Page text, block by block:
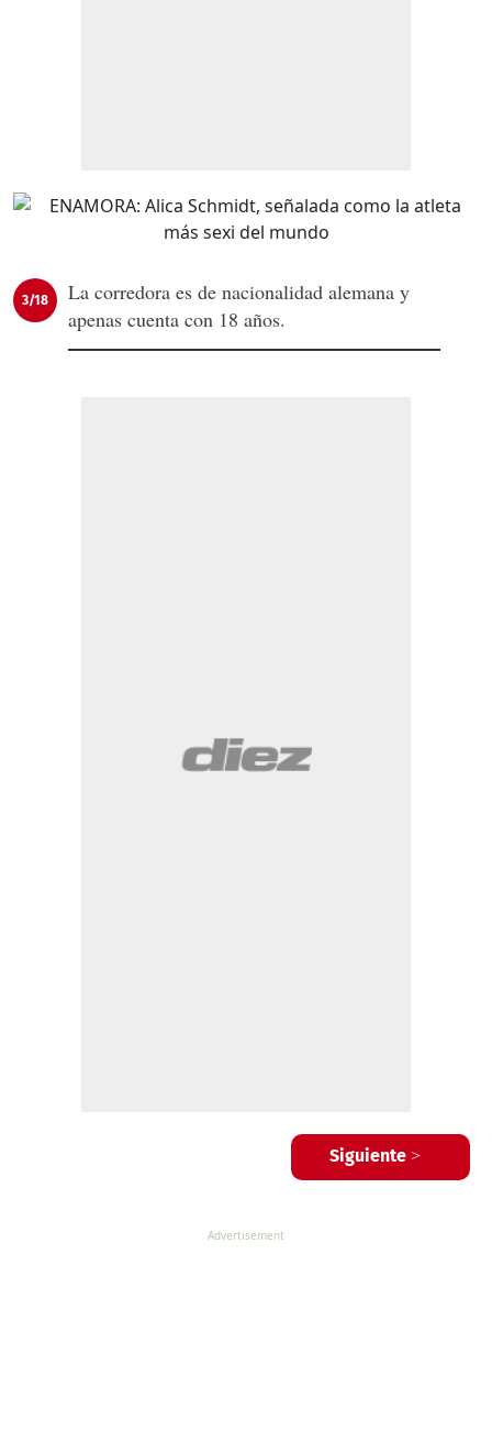
3/18
La corredora es de nacionalidad alemana y
apenas cuenta con 18 años.
Siguiente >